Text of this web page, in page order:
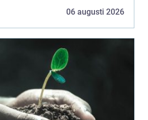
06 augusti 2026